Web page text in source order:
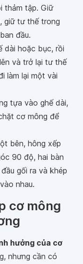
thảm tập. Giữ
giữ tư thế trong
đầu.
dài hoặc bục, rồi
và trở lại tư thế
làm lại một vài
tựa vào ghế dài,
cơ mông để
bên, hông xếp
90 độ, hai bàn
gối ra và khép
nhau.
cơ mông
hưởng của cơ
nhưng cần có